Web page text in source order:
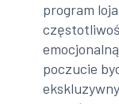
program
poczucie